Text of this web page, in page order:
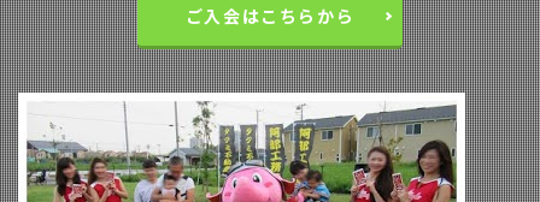
ご入会はこちらから